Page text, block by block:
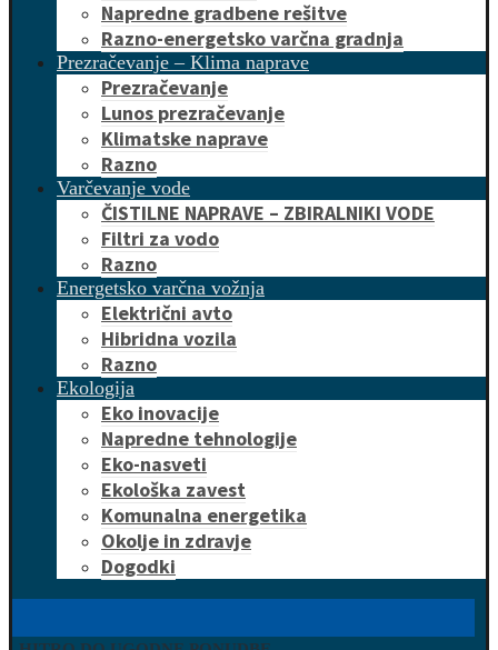
Napredne gradbene rešitve
Razno-energetsko varčna gradnja
Prezračevanje – Klima naprave
Prezračevanje
Lunos prezračevanje
Klimatske naprave
Razno
Varčevanje vode
ČISTILNE NAPRAVE – ZBIRALNIKI VODE
Filtri za vodo
Razno
Energetsko varčna vožnja
Električni avto
Hibridna vozila
Razno
Ekologija
Eko inovacije
Napredne tehnologije
Eko-nasveti
Ekološka zavest
Komunalna energetika
Okolje in zdravje
Dogodki